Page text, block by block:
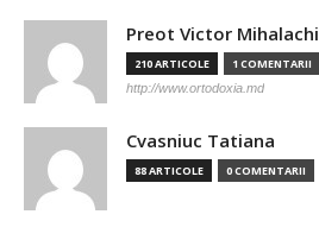
Preot Victor Mihalachi
210 ARTICOLE 1 COMENTARII
http://www.ortodoxia.md
Cvasniuc Tatiana
88 ARTICOLE 0 COMENTARII